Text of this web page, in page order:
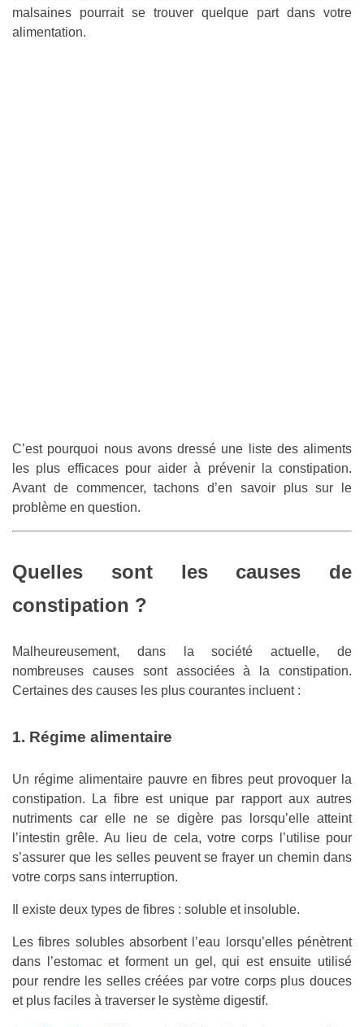
malsaines pourrait se trouver quelque part dans votre
alimentation.
C’est pourquoi nous avons dressé une liste des aliments
les plus efficaces pour aider à prévenir la constipation.
Avant de commencer, tachons d’en savoir plus sur le
problème en question.
Quelles sont les causes de
constipation ?
Malheureusement, dans la société actuelle, de
nombreuses causes sont associées à la constipation.
Certaines des causes les plus courantes incluent :
1. Régime alimentaire
Un régime alimentaire pauvre en fibres peut provoquer la
constipation. La fibre est unique par rapport aux autres
nutriments car elle ne se digère pas lorsqu’elle atteint
l’intestin grêle. Au lieu de cela, votre corps l’utilise pour
s’assurer que les selles peuvent se frayer un chemin dans
votre corps sans interruption.
Il existe deux types de fibres : soluble et insoluble.
Les fibres solubles absorbent l’eau lorsqu’elles pénètrent
dans l’estomac et forment un gel, qui est ensuite utilisé
pour rendre les selles créées par votre corps plus douces
et plus faciles à traverser le système digestif.